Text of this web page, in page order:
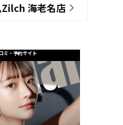
Zilch 海老名店
ミ・予約サイト